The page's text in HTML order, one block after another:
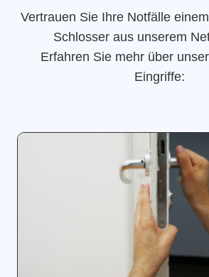
Vertrauen Sie Ihre Notfälle
Schlosser aus unserem
Erfahren Sie mehr über
Eingriffe: